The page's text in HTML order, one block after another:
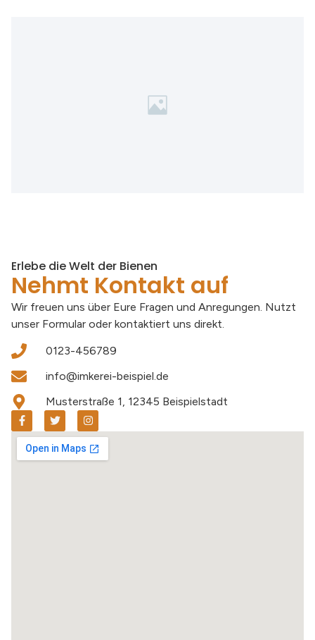
Erlebe die Welt der Bienen
Nehmt Kontakt auf
Wir freuen uns über Eure Fragen und Anregungen. Nutzt
unser Formular oder kontaktiert uns direkt.
0123-456789
info@imkerei-beispiel.de
Musterstraße 1, 12345 Beispielstadt